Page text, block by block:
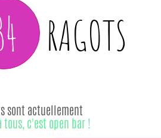
RAGOTS
sont actuellement
tous, c'est open bar !